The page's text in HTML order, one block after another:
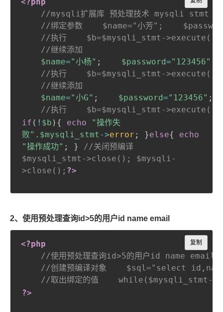
//mysqli扩展库 预处理技术 mysqli
//绑定参数    $name="小芳";
//执行    $b=$mysqli_stmt->execute();
//继续添加
$name="小杨" ; $password="123456"
//执行    $b=$mysqli_stmt-
//继续添加
$name="小G" ; $password="123456" ;
//执行    $b=$mysqli_stmt-
if ( ! $b ) { echo
"操作失
败" . $mysqli_stmt ->error ; }else{
echo
"操作成功" ; }
//关闭预编译
$mysqli_stmt->close(); $mysqli-
>close(); ?>
2、使用预处理查询id>5的用户id name email
<?php
//使用预处理查询id>5的用户id
//创建预编译对象    $sql="select
//取出绑定的值
?>
复制
Copy